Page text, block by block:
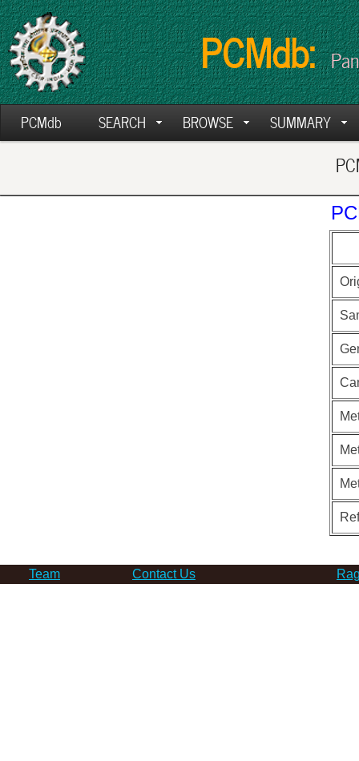
PCMdb:
PCMdb SEARCH BROWSE SUMMARY
Team Contact Us